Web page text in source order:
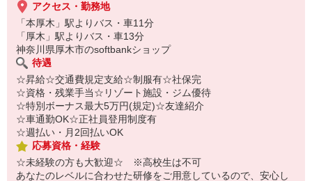
アクセス・勤務地
「本厚木」駅よりバス・車11分
「厚木」駅よりバス・車13分
神奈川県厚木市のsoftbankショップ
待遇
☆昇給☆交通費規定支給☆制服有☆社保完
☆資格・残業手当☆リゾート施設・ジム優待
☆特別ボーナス最大5万円(規定)☆友達紹介
☆車通勤OK☆正社員登用制度有
☆週払い・月2回払いOK
応募資格・経験
☆未経験の方も大歓迎☆ ※高校生は不可
あなたのレベルに合わせた研修をご用意しているので、安心し